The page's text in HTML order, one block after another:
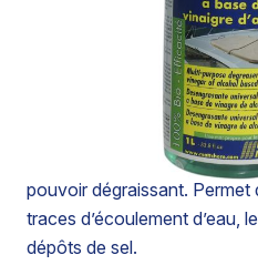
Nettoyant universel prêt à
Ne laisse aucun dépôt, ni
Contient des tensio-actifs
pouvoir dégraissant. Permet
traces d’écoulement d’eau,
dépôts de sel.